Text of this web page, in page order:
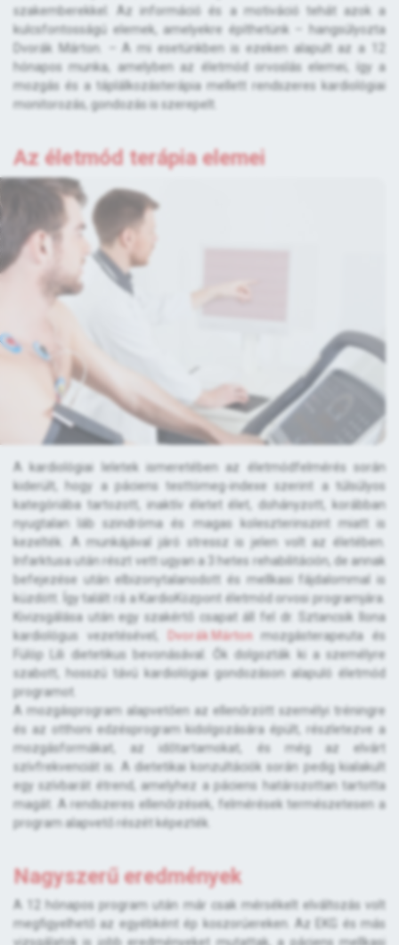
szakemberekkel. Az információ és a motiváció tehát azok a
kulcsfontosságú elemek, amelyekre építhetünk – hangsúlyozta
Dvorák Márton. – A mi esetünkben is ezeken alapult az a 12
hónapos munka, amelyben az életmód orvoslás elemei, így a
mozgás és a táplálkozásterápia mellett rendszeres kardiológiai
monitorozás, gondozás is szerepelt.
Az életmód terápia elemei
A kardiológiai leletek ismeretében az életmódfelmérés során
kiderült, hogy a páciens testtömeg-indexe szerint a túlsúlyos
kategóriába tartozott, inaktív életet élet, dohányzott, korábban
nyugtalan láb szindróma és magas koleszterinszint miatt is
kezelték. A munkájával járó stressz is jelen volt az életében.
Infarktusa után részt vett ugyan a 3 hetes rehabilitáción, de annak
befejezése után elbizonytalanodott és mellkasi fájdalommal is
küzdött. Így talált rá a KardioKözpont életmód orvosi programjára.
Kivizsgálása után egy szakértő csapat áll fel dr. Sztancsik Ilona
kardiológus vezetésével,
Dvorák Márton mozgásterapeuta és
Fülöp Lili dietetikus bevonásával. Ők dolgozták ki a személyre
szabott, hosszú távú kardiológiai gondozáson alapuló életmód
programot.
A mozgásprogram alapvetően az ellenőrzött személyi tréningre
és az otthoni edzésprogram kidolgozására épült, részletezve a
mozgásformákat, az időtartamokat, és még az elvárt
szívfrekvenciát is. A dietetikai konzultációk során pedig kialakult
egy szívbarát étrend, amelyhez a páciens határozottan tartotta
magát. A rendszeres ellenőrzések, felmérések természetesen a
program alapvető részét képezték.
Nagyszerű eredmények
A 12 hónapos program után már csak mérsékelt elváltozás volt
megfigyelhető az egyébként ép koszorúereken. Az EKG és más